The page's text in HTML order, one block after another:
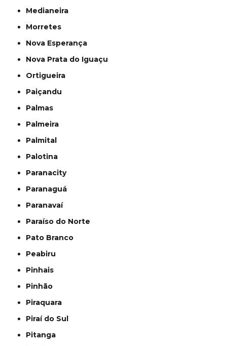
Medianeira
Morretes
Nova Esperança
Nova Prata do Iguaçu
Ortigueira
Paiçandu
Palmas
Palmeira
Palmital
Palotina
Paranacity
Paranaguá
Paranavaí
Paraíso do Norte
Pato Branco
Peabiru
Pinhais
Pinhão
Piraquara
Piraí do Sul
Pitanga